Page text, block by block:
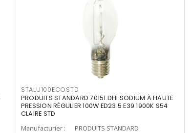
STALU100ECOSTD
PRODUITS STANDARD 70151 DHI SODIUM À HAUTE
PRESSION RÉGULIER 100W ED23.5 E39 1900K S54
CLAIRE STD
Manufacturier :
PRODUITS STANDARD